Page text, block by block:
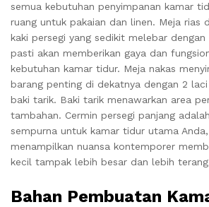
semua kebutuhan penyimpanan kamar
ruang untuk pakaian dan linen. Meja rias
kaki persegi yang sedikit melebar
pasti akan memberikan gaya dan
kebutuhan kamar tidur. Meja nakas
barang penting di dekatnya dengan 2
baki tarik. Baki tarik menawarkan area
tambahan. Cermin persegi panjang
sempurna untuk kamar tidur utama
menampilkan nuansa kontemporer
kecil tampak lebih besar dan lebih
Bahan Pembuatan